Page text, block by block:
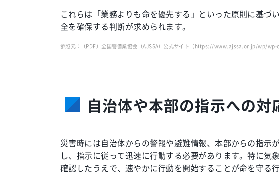
これらは「業務よりも命を優先する」といった原則に基づ
全を確保する判断が求められます。
参照元：（PDF）全国警備業協会（AJSSA）公式サイト （https://www.ajssa.or.jp/wp/
自治体や本部の指示への対
災害時には自治体からの警報や避難情報、本部からの指示
し、指示に従って迅速に行動する必要があります。特に気
確認したうえで、速やかに行動を開始することが命を守る